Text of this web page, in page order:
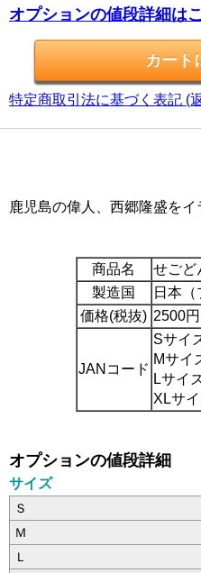
オプションの値段詳細は
特定商取引法に基づく表記 (
鹿児島の偉人、西郷隆盛を
商品名
せごど
製造国
日本（
価格(税抜) 2500円
JANコード
Sサイ
Mサイ
Lサイ
XLサ
オプションの値段詳細
サイズ
Ｓ
Ｍ
Ｌ